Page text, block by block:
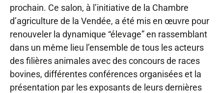
prochain. Ce salon, à l’initiative de la Chambre
d’agriculture de la Vendée, a été mis en œuvre pour
renouveler la dynamique “élevage” en rassemblant
dans un même lieu l’ensemble de tous les acteurs
des filières animales avec des concours de races
bovines, différentes conférences organisées et la
présentation par les exposants de leurs dernières